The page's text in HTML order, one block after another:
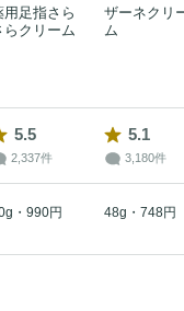
用足指さら
らクリーム
ザーネクリ
ム
5.5
2,337件
5.1
3,180件
・990円 48g・748円